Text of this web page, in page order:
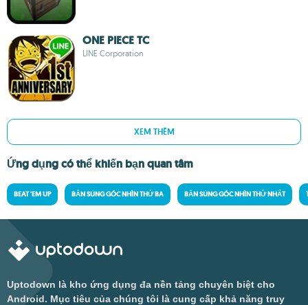
ONE PIECE TC
LINE Corporation
XEM THÊM
Ứng dụng có thể khiến bạn quan tâm
BEAT 'EM UP BẮN SÚNG GÓC NHÌN THỨ BA BẮN SÚNG GÓC NHÌN THỨ NHẤT
Uptodown là kho ứng dụng đa nền tảng chuyên biệt cho
Android. Mục tiêu của chúng tôi là cung cấp khả năng truy